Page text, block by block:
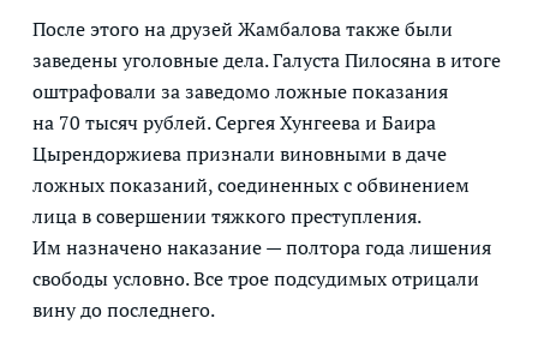
После этого на друзей Жамбалова также были
заведены уголовные дела. Галуста Пилосяна в итоге
оштрафовали за заведомо ложные показания
на 70 тысяч рублей. Сергея Хунгеева и Баира
Цырендоржиева признали виновными в даче
ложных показаний, соединенных с обвинением
лица в совершении тяжкого преступления.
Им назначено наказание — полтора года лишения
свободы условно. Все трое подсудимых отрицали
вину до последнего.